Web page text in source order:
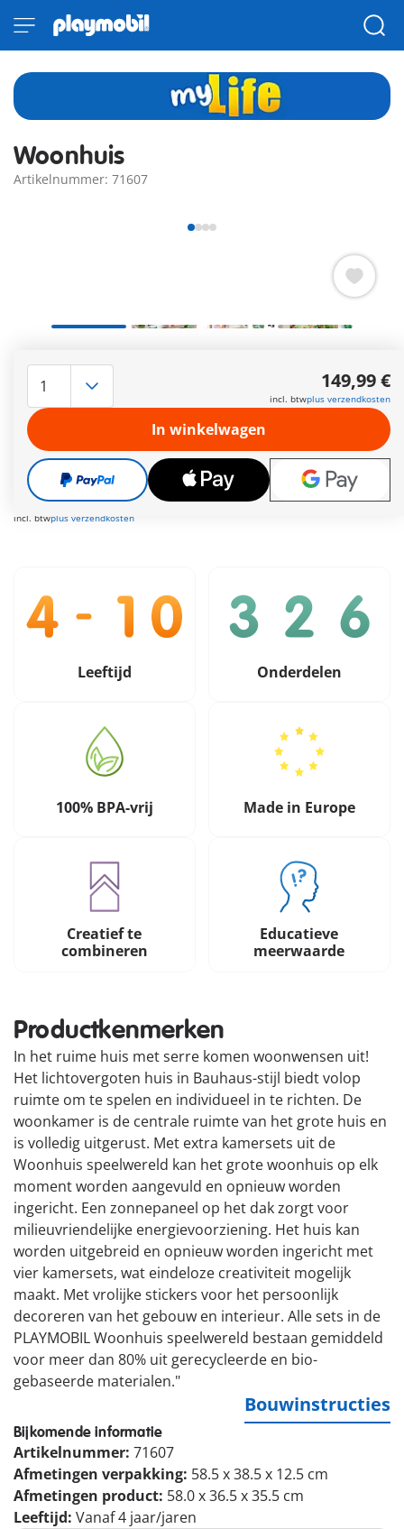
Woonhuis
Artikelnummer: 71607
wintertuin van PLAYMOBIL. Het modern ingerichte huis nodigt
uit tot fantasierijk rollenspel.
Meer informatie
Leveringstermijn op dit moment 3 tot 5 werkdagen
Gratis verzending vanaf €30
149,99 €
incl. btwplus verzendkosten
149,99 €
incl. btwplus verzendkosten
In winkelwagen
Leeftijd Onderdelen
100% BPA-vrij Made in Europe
Creatief te
combineren
Educatieve
meerwaarde
Productkenmerken
In het ruime huis met serre komen woonwensen uit!
Het lichtovergoten huis in Bauhaus-stijl biedt volop
ruimte om te spelen en individueel in te richten. De
woonkamer is de centrale ruimte van het grote huis en
is volledig uitgerust. Met extra kamersets uit de
Woonhuis speelwereld kan het grote woonhuis op elk
moment worden aangevuld en opnieuw worden
ingericht. Een zonnepaneel op het dak zorgt voor
milieuvriendelijke energievoorziening. Het huis kan
worden uitgebreid en opnieuw worden ingericht met
vier kamersets, wat eindeloze creativiteit mogelijk
maakt. Met vrolijke stickers voor het persoonlijk
decoreren van het gebouw en interieur. Alle sets in de
PLAYMOBIL Woonhuis speelwereld bestaan gemiddeld
voor meer dan 80% uit gerecycleerde en bio-
gebaseerde materialen."
Bouwinstructies
Bijkomende informatie
Artikelnummer: 71607
Afmetingen verpakking: 58.5 x 38.5 x 12.5 cm
Afmetingen product: 58.0 x 36.5 x 35.5 cm
Leeftijd: Vanaf 4 jaar/jaren